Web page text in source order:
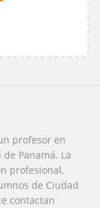
profesor en
Panamá. La
profesional,
de Ciudad
contactan